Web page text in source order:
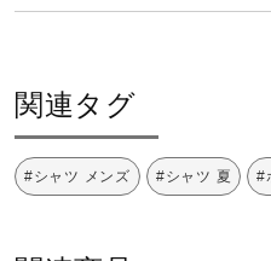
セール
その他
ン仕上げが
関連タグ
#シャツ メンズ #シャツ 夏 #